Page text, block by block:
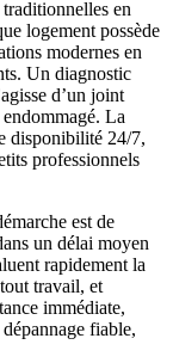
en
logement possède
modernes en
Un diagnostic
d’un joint
La
disponibilité 24/7,
professionnels
est de
un délai moyen
rapidement la
travail, et
immédiate,
fiable,